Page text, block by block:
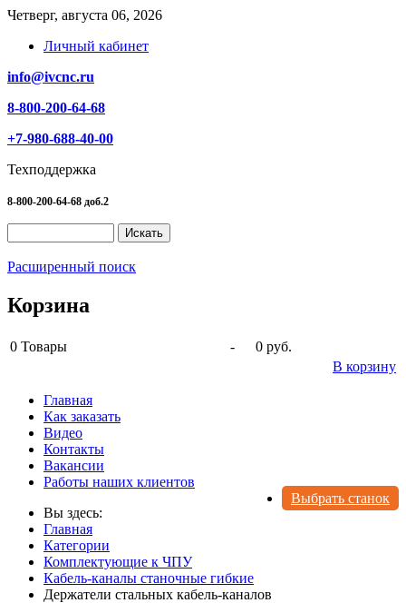
Четверг, августа 06, 2026
Личный кабинет
info@ivcnc.ru
8-800-200-64-68
+7-980-688-40-00
Техподдержка
8-800-200-64-68 доб.2
Расширенный поиск
Корзина
0 Товары -
0 руб.
В корзину
Главная
Как заказать
Видео
Контакты
Вакансии
Работы наших клиентов
Выбрать станок
Вы здесь:
Главная
Категории
Комплектующие к ЧПУ
Кабель-каналы станочные гибкие
Держатели стальных кабель-каналов